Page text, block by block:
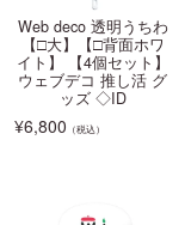
Web deco 透明うちわ
【□大】【□背面ホワ
イト】 【4個セット】
ウェブデコ 推し活 グ
ッズ ◇ID
¥6,800 （税込）